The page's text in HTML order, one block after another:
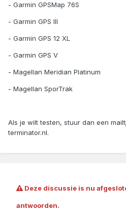
- Garmin GPSMap 76S
- Garmin GPS III
- Garmin GPS 12 XL
- Garmin GPS V
- Magellan Meridian Platinum
- Magellan SporTrak
Als je wilt testen, stuur dan een
terminator.nl.
Deze discussie is nu
antwoorden.